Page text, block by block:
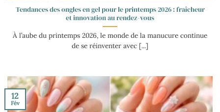
Tendances des ongles en gel pour le printemps 2026 : fraîcheur
et innovation au rendez-vous
À l’aube du printemps 2026, le monde de la manucure continue
de se réinventer avec [...]
12
Fév